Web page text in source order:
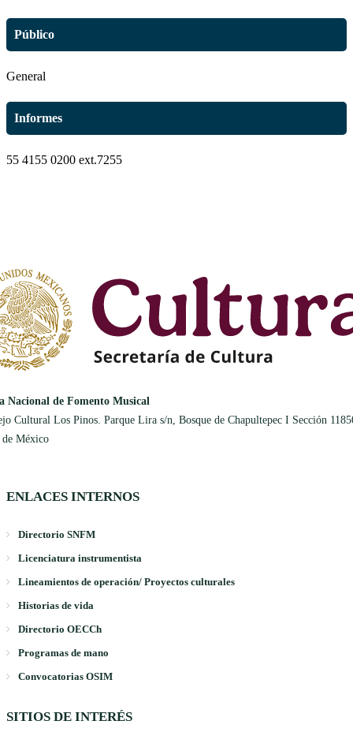
Público
General
Informes
55 4155 0200 ext.7255
Nacional de Fomento Musical
Cultural Los Pinos. Parque Lira s/n, Bosque de Chapultepec I Sección
de México
ENLACES INTERNOS
Directorio SNFM
Licenciatura instrumentista
Lineamientos de operación/ Proyectos culturales
Historias de vida
Directorio OECCh
Programas de mano
Convocatorias OSIM
SITIOS DE INTERÉS